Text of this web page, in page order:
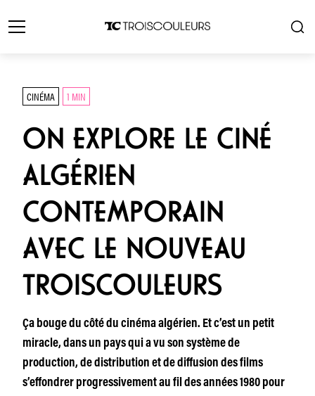
CINÉMA 1 MIN
ON EXPLORE LE CINÉ
ALGÉRIEN
CONTEMPORAIN
AVEC LE NOUVEAU
TROISCOULEURS
Ça bouge du côté du cinéma algérien. Et c’est un petit
miracle, dans un pays qui a vu son système de
production, de distribution et de diffusion des films
s’effondrer progressivement au fil des années 1980 pour